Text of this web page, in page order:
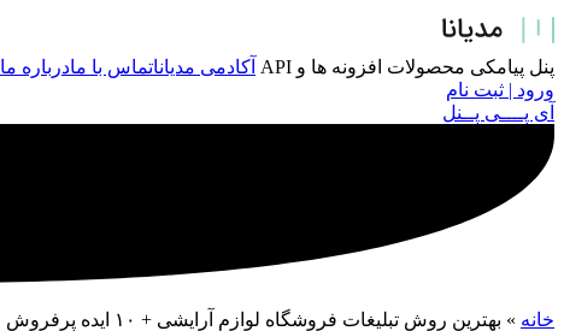
پرش
به
محتوا
پنل پیامکی محصولات افزونه ها و API آکادمی مدیاناتماس با مادرباره ما
ورود | ثبت نام
آی پــــی پــنل
خانه » بهترین روش تبلیغات فروشگاه لوازم آرایشی + ۱۰ ایده پرفروش